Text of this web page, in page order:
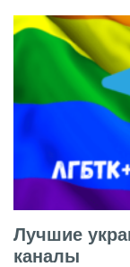
Лучшие
каналы